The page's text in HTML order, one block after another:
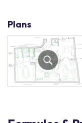
Plans